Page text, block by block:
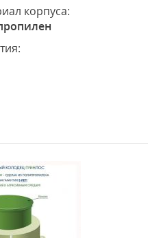
корпуса: